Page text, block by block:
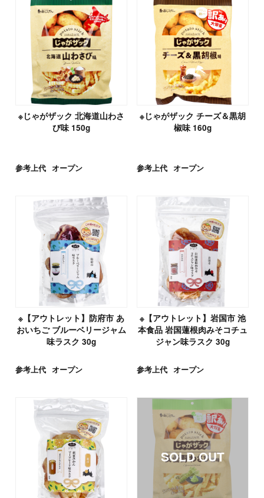
※じゃがザック 北海道山わさ
び味 150g
参考上代 オープン
※じゃがザック チーズ＆黒胡
椒味 160g
参考上代 オープン
※【アウトレット】防府市 あ
おいちご ブルーベリージャム
味ラスク 30g
参考上代 オープン
※【アウトレット】岩国市 池
本食品 岩国蓮根肉みそコチュ
ジャン味ラスク 30g
参考上代 オープン